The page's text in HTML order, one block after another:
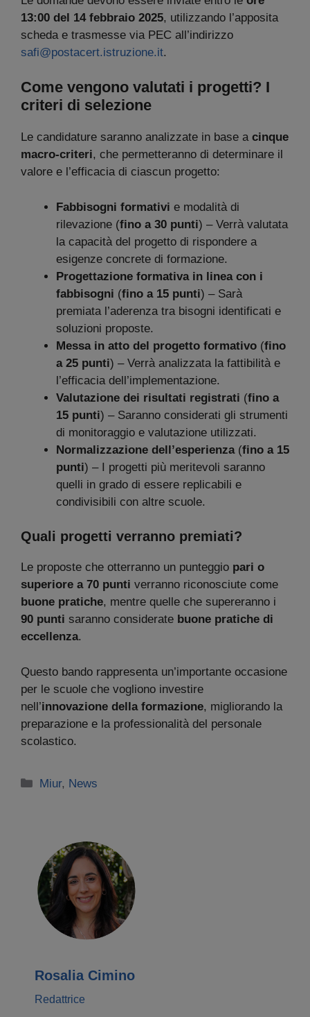
13:00 del 14 febbraio 2025, utilizzando l’apposita
scheda e trasmesse via PEC all’indirizzo
safi@postacert.istruzione.it.
Come vengono valutati i progetti? I
criteri di selezione
Le candidature saranno analizzate in base a cinque
macro-criteri, che permetteranno di determinare il
valore e l’efficacia di ciascun progetto:
Fabbisogni formativi e modalità di
rilevazione (fino a 30 punti) – Verrà valutata
la capacità del progetto di rispondere a
esigenze concrete di formazione.
Progettazione formativa in linea con i
fabbisogni (fino a 15 punti) – Sarà
premiata l’aderenza tra bisogni identificati e
soluzioni proposte.
Messa in atto del progetto formativo (fino
a 25 punti) – Verrà analizzata la fattibilità e
l’efficacia dell’implementazione.
Valutazione dei risultati registrati (fino a
15 punti) – Saranno considerati gli strumenti
di monitoraggio e valutazione utilizzati.
Normalizzazione dell’esperienza(fino a 15
punti) – I progetti più meritevoli saranno
quelli in grado di essere replicabili e
condivisibili con altre scuole.
Quali progetti verranno premiati?
Le proposte che otterranno un punteggio pari o
superiore a 70 punti verranno riconosciute come
buone pratiche, mentre quelle che supereranno i
90 punti saranno considerate buone pratiche di
eccellenza.
Questo bando rappresenta un’importante occasione
per le scuole che vogliono investire
nell’innovazione della formazione, migliorando la
preparazione e la professionalità del personale
scolastico.
Categorie
Miur, News
Rosalia Cimino
Redattrice